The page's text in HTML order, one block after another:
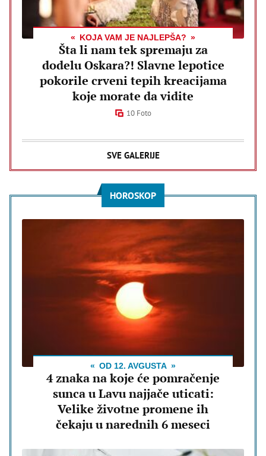
KOJA VAM JE NAJLEPŠA?
Šta li nam tek spremaju za
dodelu Oskara?! Slavne lepotice
pokorile crveni tepih kreacijama
koje morate da vidite
10 Foto
SVE GALERIJE
HOROSKOP
OD 12. AVGUSTA
4 znaka na koje će pomračenje
sunca u Lavu najjače uticati:
Velike životne promene ih
čekaju u narednih 6 meseci